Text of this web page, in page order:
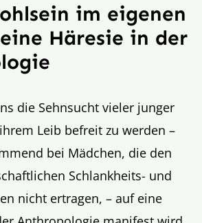
im eigenen
Häresie in der
die Sehnsucht vieler junger
Leib befreit zu werden –
bei Mädchen, die den
Schlankheits- und
nicht ertragen, – auf eine